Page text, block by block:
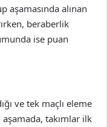
aşamasında alınan
beraberlik
ise puan
ve tek maçlı eleme
takımlar ilk